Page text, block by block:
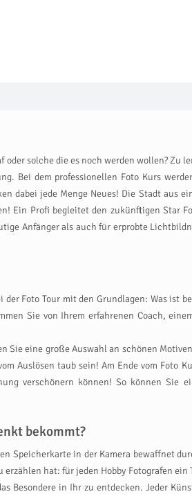
solche die es noch werden wollen? Zu
Bei dem professionellen Foto Kurs
dabei jede Menge Neues! Die Stadt aus
Ein Profi begleitet den zukünftigen Star
Anfänger als auch für erprobte
Foto Tour mit den Grundlagen: Was ist
Sie von Ihrem erfahrenen Coach,
Sie eine große Auswahl an schönen
Auslösen taub sein! Am Ende vom Foto
verschönern können! So können Sie
bekommt?
Speicherkarte in der Kamera bewaffnet
hat: für jeden Hobby Fotografen
Besondere in Ihr zu entdecken. Jeder